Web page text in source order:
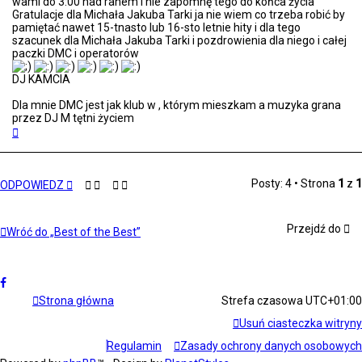
b
b
e
r
s
Gratulacje dla Michała Jakuba Tarki ja nie wiem co trzeba robić by
pamiętać nawet 15-tnasto lub 16-sto letnie hity i dla tego
szacunek dla Michała Jakuba Tarki i pozdrowienia dla niego i całej
paczki DMC i operatorów
DJ KAMCIA
Dla mnie DMC jest jak klub w , którym mieszkam a muzyka grana
przez DJ M tętni życiem
g
r
ę
ODPOWIEDZ Posty: 4 • Strona 1 z 1
Wróć do „Best of the Best” Przejdź do
Strona główna Strefa czasowa UTC+01:00
Usuń ciasteczka witryny
Zasady ochrony danych osobowych
Regulamin